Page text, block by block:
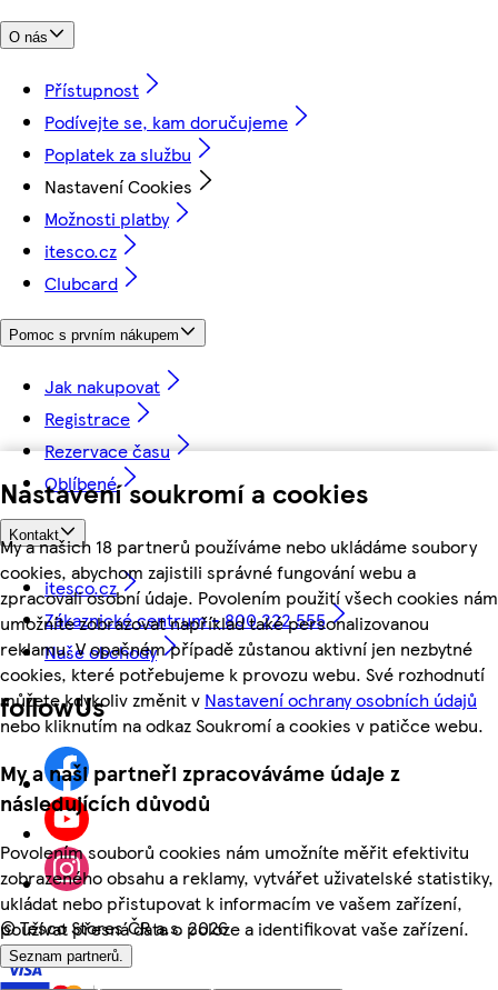
Nastavení soukromí a cookies
My a našich 18 partnerů používáme nebo ukládáme soubory
cookies, abychom zajistili správné fungování webu a
zpracovali osobní údaje. Povolením použití všech cookies nám
umožníte zobrazovat například také personalizovanou
reklamu. V opačném případě zůstanou aktivní jen nezbytné
cookies, které potřebujeme k provozu webu. Své rozhodnutí
můžete kdykoliv změnit v Nastavení ochrany osobních údajů
nebo kliknutím na odkaz Soukromí a cookies v patičce webu.
My a naši partneři zpracováváme údaje z
následujících důvodů
Povolením souborů cookies nám umožníte měřit efektivitu
zobrazeného obsahu a reklamy, vytvářet uživatelské statistiky,
ukládat nebo přistupovat k informacím ve vašem zařízení,
používat přesná data o poloze a identifikovat vaše zařízení.
Seznam partnerů.
O nás
Přístupnost
Podívejte se, kam doručujeme
Poplatek za službu
Nastavení Cookies
Možnosti platby
itesco.cz
Clubcard
Pomoc s prvním nákupem
Jak nakupovat
Registrace
Rezervace času
Oblíbené
Kontakt
itesco.cz
Zákaznické centrum - 800 222 555
Naše obchody
followUs
©Tesco Stores ČR a.s. 2026